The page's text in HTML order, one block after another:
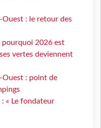
Ouest : le retour des
pourquoi 2026 est
vertes deviennent
Ouest : point de
« Le fondateur